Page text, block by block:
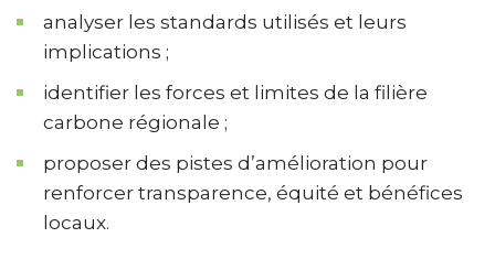
analyser les standards utilisés et leurs
implications ;
identifier les forces et limites de la filière
carbone régionale ;
proposer des pistes d’amélioration pour
renforcer transparence, équité et bénéfices
locaux.